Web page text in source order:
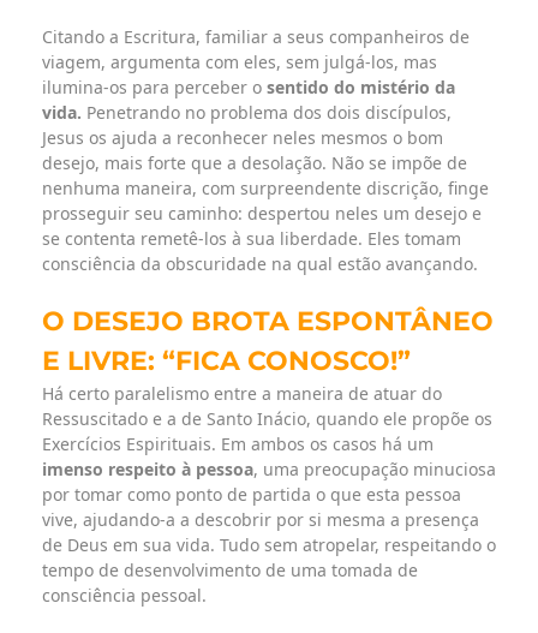
Citando a Escritura, familiar a seus companheiros de
viagem, argumenta com eles, sem julgá-los, mas
ilumina-os para perceber o sentido do mistério da
vida. Penetrando no problema dos dois discípulos,
Jesus os ajuda a reconhecer neles mesmos o bom
desejo, mais forte que a desolação. Não se impõe de
nenhuma maneira, com surpreendente discrição, finge
prosseguir seu caminho: despertou neles um desejo e
se contenta remetê-los à sua liberdade. Eles tomam
consciência da obscuridade na qual estão avançando.
O DESEJO BROTA ESPONTÂNEO
E LIVRE: “FICA CONOSCO!”
Há certo paralelismo entre a maneira de atuar do
Ressuscitado e a de Santo Inácio, quando ele propõe os
Exercícios Espirituais. Em ambos os casos há um
imenso respeito à pessoa, uma preocupação minuciosa
por tomar como ponto de partida o que esta pessoa
vive, ajudando-a a descobrir por si mesma a presença
de Deus em sua vida. Tudo sem atropelar, respeitando o
tempo de desenvolvimento de uma tomada de
consciência pessoal.